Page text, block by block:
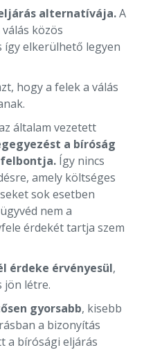
alternatívája.A
közös
így elkerülhető legyen
hogy a felek a válás
általam vezetett
a bíróság
Így nincs
amely költséges
sok esetben
nem a
érdekét tartja szem
érdeke érvényesül,
jön létre.
gyorsabb, kisebb
a bizonyítás
a bírósági eljárás